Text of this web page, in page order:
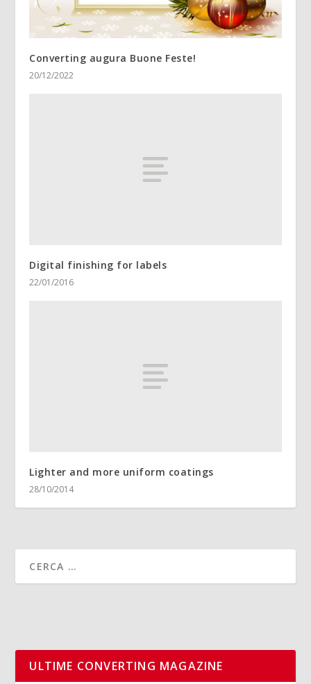
Converting augura Buone Feste!
20/12/2022
Digital finishing for labels
22/01/2016
Lighter and more uniform coatings
28/10/2014
ULTIME CONVERTING MAGAZINE